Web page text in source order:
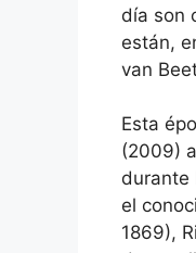
día son
están,
van
Esta
(2009)
durante
el
1869),